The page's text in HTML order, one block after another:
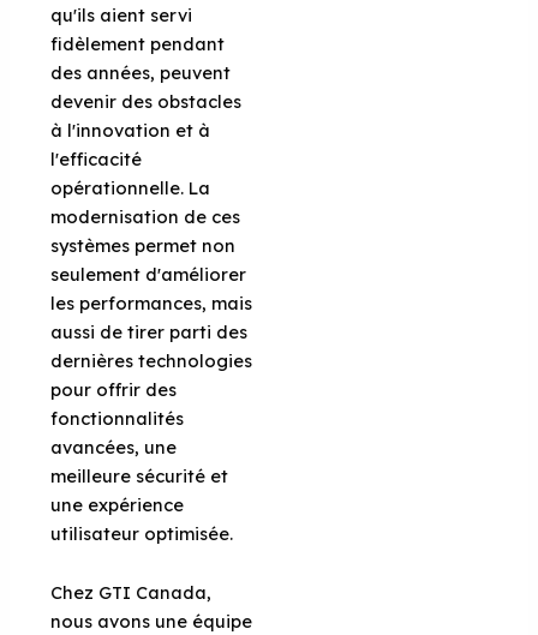
qu'ils aient servi
fidèlement pendant
des années, peuvent
devenir des obstacles
à l'innovation et à
l'efficacité
opérationnelle. La
modernisation de ces
systèmes permet non
seulement d'améliorer
les performances, mais
aussi de tirer parti des
dernières technologies
pour offrir des
fonctionnalités
avancées, une
meilleure sécurité et
une expérience
utilisateur optimisée.
Chez GTI Canada,
nous avons une équipe